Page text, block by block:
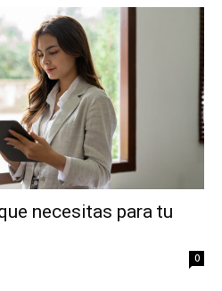
necesitas para tu
0